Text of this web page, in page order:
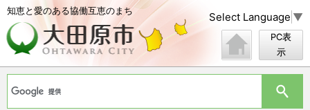
知恵と愛のある協働互恵のまち Select Language ▼
PC表
示